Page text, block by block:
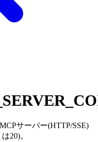
サーバー(HTTP/SSE)
20)。